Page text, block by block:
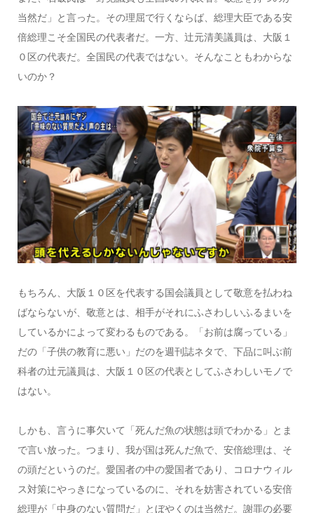
当然だ」と言った。その理屈で行くならば、総理大臣である安
倍総理こそ全国民の代表者だ。一方、辻元清美議員は、大阪１
０区の代表だ。全国民の代表ではない。そんなこともわからな
いのか？
もちろん、大阪１０区を代表する国会議員として敬意を払わね
ばならないが、敬意とは、相手がそれにふさわしいふるまいを
しているかによって変わるものである。「お前は腐っている」
だの「子供の教育に悪い」だのを週刊誌ネタで、下品に叫ぶ前
科者の辻元議員は、大阪１０区の代表としてふさわしいモノで
はない。
しかも、言うに事欠いて「死んだ魚の状態は頭でわかる」とま
で言い放った。つまり、我が国は死んだ魚で、安倍総理は、そ
の頭だというのだ。愛国者の中の愛国者であり、コロナウィル
ス対策にやっきになっているのに、それを妨害されている安倍
総理が「中身のない質問だ」とぼやくのは当然だ。謝罪の必要